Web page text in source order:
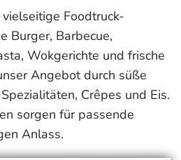
Foodtruck-
Burger, Barbecue,
Wokgerichte und frische
Angebot durch süße
Crêpes und Eis.
sorgen für passende
Anlass.